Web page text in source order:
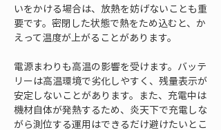
いをかける場合は、放熱を妨げないことも重
要です。密閉した状態で熱をため込むと、か
えって温度が上がることがあります。
電源まわりも高温の影響を受けます。バッテ
リーは高温環境で劣化しやすく、残量表示が
安定しないことがあります。また、充電中は
機材自体が発熱するため、炎天下で充電しな
がら測位する運用はできるだけ避けたいとこ